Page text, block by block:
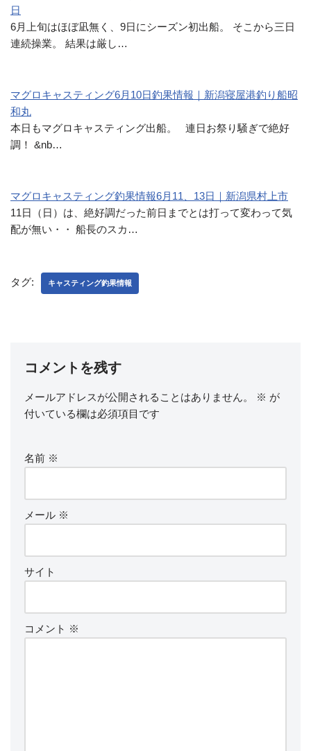
日
6月上旬はほぼ凪無く、9日にシーズン初出船。 そこから三日
連続操業。 結果は厳し…
マグロキャスティング6月10日釣果情報｜新潟寝屋港釣り船昭
和丸
本日もマグロキャスティング出船。 連日お祭り騒ぎで絶好
調！ &nb…
マグロキャスティング釣果情報6月11、13日｜新潟県村上市
11日（日）は、絶好調だった前日までとは打って変わって気
配が無い・・ 船長のスカ…
タグ: キャスティング釣果情報
コメントを残す
メールアドレスが公開されることはありません。 ※ が
付いている欄は必須項目です
名前 ※
メール ※
サイト
コメント ※